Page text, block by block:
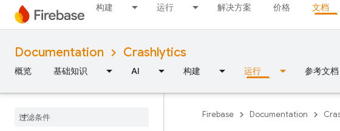
构建 运行 解决方案 价格 文档
Documentation Crashlytics
概览 基础知识 AI 构建 运行 参考文档
Firebase Documentation